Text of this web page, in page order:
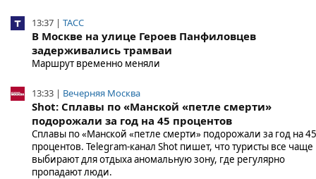
13:37 | ТАСС
В Москве на улице Героев Панфиловцев
задерживались трамваи
Маршрут временно меняли
13:33 | Вечерняя Москва
Shot: Сплавы по «Манской «петле смерти»
подорожали за год на 45 процентов
Сплавы по «Манской «петле смерти» подорожали за год на 45
процентов. Telegram-канал Shot пишет, что туристы все чаще
выбирают для отдыха аномальную зону, где регулярно
пропадают люди.